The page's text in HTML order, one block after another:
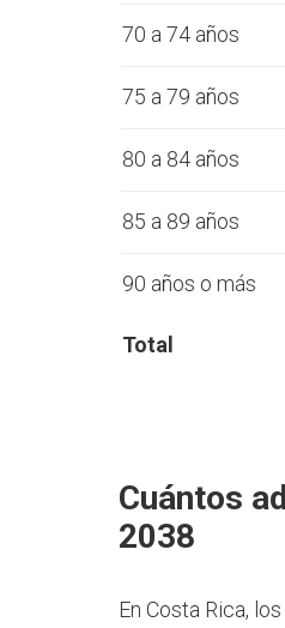
70 a 74 años
75 a 79 años
80 a 84 años
85 a 89 años
90 años o más
Total
Cuántos
2038
En Costa Rica,